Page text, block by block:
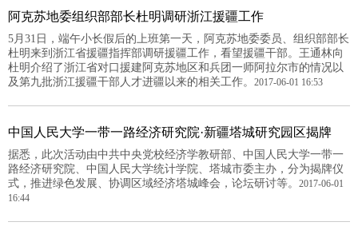
阿克苏地委组织部部长杜明调研浙江援疆工作
5月31日，端午小长假后的上班第一天，阿克苏地委委员、组织部部长
杜明来到浙江省援疆指挥部调研援疆工作，看望援疆干部。王通林向
杜明介绍了浙江省对口援建阿克苏地区和兵团一师阿拉尔市的情况以
及第九批浙江援疆干部人才进疆以来的相关工作。 2017-06-01 16:53
中国人民大学一带一路经济研究院·新疆塔城研究园区揭牌
据悉，此次活动由中共中央党校经济学教研部、中国人民大学一带一
路经济研究院、中国人民大学统计学院、塔城市委主办，分为揭牌仪
式，推进绿色发展、协调区域经济塔城峰会，论坛研讨等。 2017-06-01
16:44